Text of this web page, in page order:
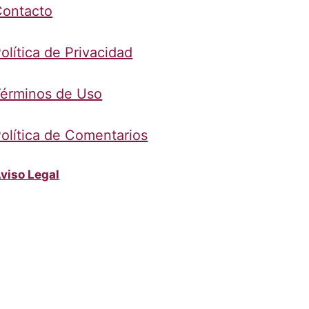
de Privacidad
de Uso
de Comentarios
Legal